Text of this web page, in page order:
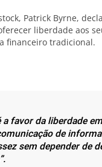
Patrick Byrne,
liberdade aos
financeiro tradicional.
a favor da liberdade
de
sem depender de